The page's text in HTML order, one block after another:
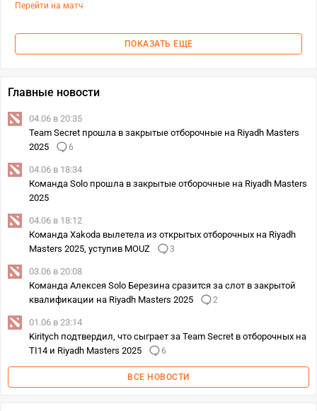
Перейти на матч
ПОКАЗАТЬ ЕЩЕ
Главные новости
04.06 в 20:35
Team Secret прошла в закрытые отборочные на Riyadh Masters
2025
6
04.06 в 18:34
Команда Solo прошла в закрытые отборочные на Riyadh Masters
2025
04.06 в 18:12
Команда Xakoda вылетела из открытых отборочных на Riyadh
Masters 2025, уступив MOUZ
3
03.06 в 20:08
Команда Алексея Solo Березина сразится за слот в закрытой
квалификации на Riyadh Masters 2025
2
01.06 в 23:14
Kiritych подтвердил, что сыграет за Team Secret в отборочных на
TI14 и Riyadh Masters 2025
6
ВСЕ НОВОСТИ